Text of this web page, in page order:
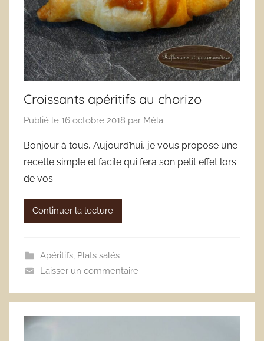
Croissants apéritifs au chorizo
Publié le 16 octobre 2018 par Méla
Bonjour à tous, Aujourd’hui, je vous propose une
recette simple et facile qui fera son petit effet lors
de vos
Continuer la lecture
Apéritifs, Plats salés
Laisser un commentaire